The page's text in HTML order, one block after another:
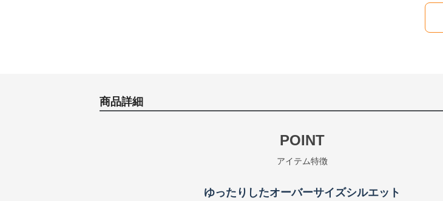
商品詳細
POINT
アイテム特徴
ゆったりしたオーバーサイズシルエット